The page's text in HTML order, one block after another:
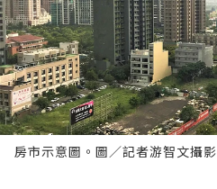
房市示意圖。圖／記者游智文攝影